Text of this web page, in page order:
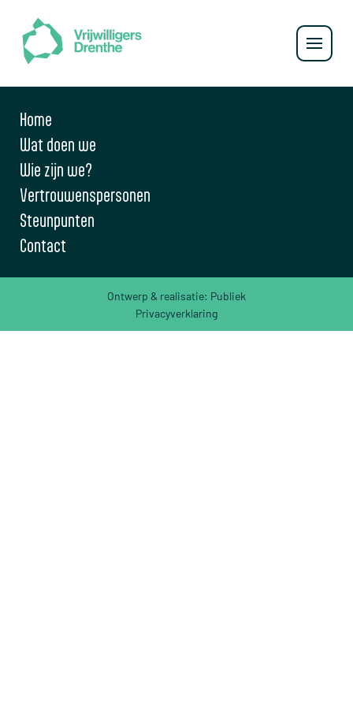
Home
Wat doen we
Wie zijn we?
Vertrouwenspersonen
Steunpunten
Contact
Ontwerp & realisatie: Publiek
Privacyverklaring